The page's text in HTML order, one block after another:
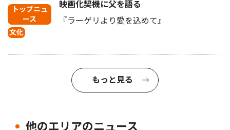
トップニュ
ース
文化
映画化契機に父を語る
『ラーゲリより愛を込めて』
もっと見る
他のエリアのニュース